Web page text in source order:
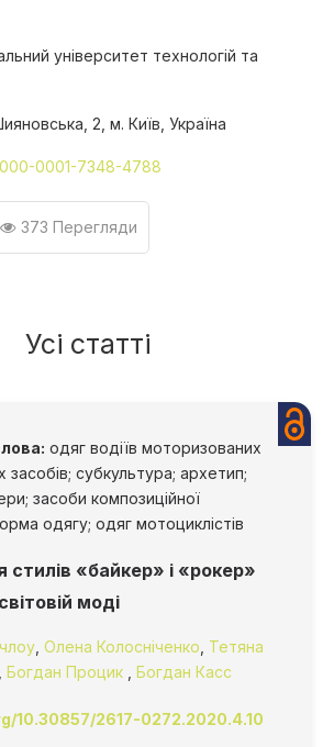
університет технологій та
2, м. Київ, Україна
0001-7348-4788
373 Перегляди
Усі статті
одяг водіїв моторизованих
засобів; субкультура; архетип;
засоби композиційної
одягу; одяг мотоциклістів
стилів «байкер» і «рокер»
моді
Олена Колосніченко Тетяна
Богдан Процик Богдан Касс
10.30857/2617-0272.2020.4.10